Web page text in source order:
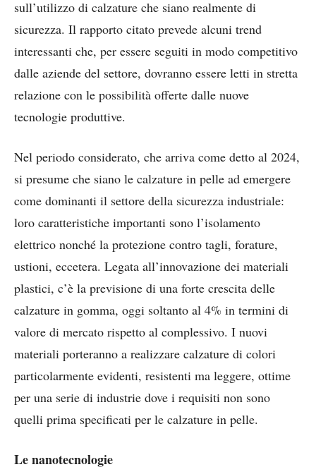
sull’utilizzo di calzature che siano realmente di
sicurezza. Il rapporto citato prevede alcuni trend
interessanti che, per essere seguiti in modo competitivo
dalle aziende del settore, dovranno essere letti in stretta
relazione con le possibilità offerte dalle nuove
tecnologie produttive.
Nel periodo considerato, che arriva come detto al 2024,
si presume che siano le calzature in pelle ad emergere
come dominanti il settore della sicurezza industriale:
loro caratteristiche importanti sono l’isolamento
elettrico nonché la protezione contro tagli, forature,
ustioni, eccetera. Legata all’innovazione dei materiali
plastici, c’è la previsione di una forte crescita delle
calzature in gomma, oggi soltanto al 4% in termini di
valore di mercato rispetto al complessivo. I nuovi
materiali porteranno a realizzare calzature di colori
particolarmente evidenti, resistenti ma leggere, ottime
per una serie di industrie dove i requisiti non sono
quelli prima specificati per le calzature in pelle.
Le nanotecnologie